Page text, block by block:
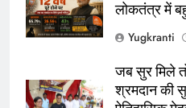
लोकतंत्र में
Yugkranti
जब सुर मिले
श्रमदान की